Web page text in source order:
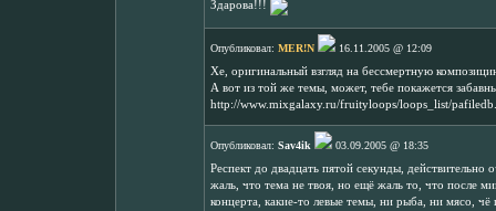
Здарова!!!
Опубликовал: MER!N
16.11.2005 @ 12:09
Хе, оригинальный взгляд на бессмертную
А вот из той же темы, может, тебе покажется
http://www.mixgalaxy.ru/fruityloops/loops_list/
Опубликовал: Sav4ik
03.09.2005 @ 18:35
Респект до двадцать пятой секунды,
жаль, что тема не твоя, но ещё жаль то, что после
концерта, какие-то левые темы, ни рыба, ни мясо,